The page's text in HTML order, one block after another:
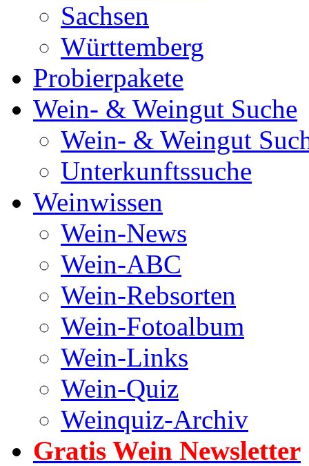
Sachsen
Württemberg
Probierpakete
Wein- & Weingut Suche
Wein- & Weingut
Unterkunftssuche
Weinwissen
Wein-News
Wein-ABC
Wein-Rebsorten
Wein-Fotoalbum
Wein-Links
Wein-Quiz
Weinquiz-Archiv
Gratis Wein Newsletter